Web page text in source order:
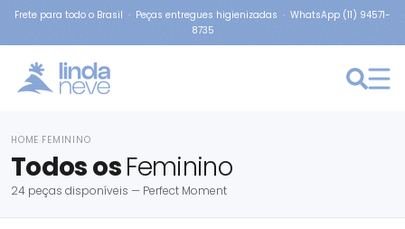
Frete para todo o Brasil · Peças entregues higienizadas · WhatsApp (11) 94571-
8735
HOME FEMININO
Todos osFeminino
24 peças disponíveis — Perfect Moment